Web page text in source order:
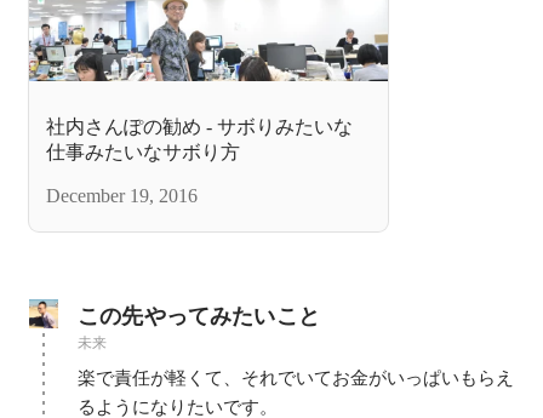
社内さんぽの勧め - サボりみたいな
仕事みたいなサボり方
December 19, 2016
この先やってみたいこと
未来
楽で責任が軽くて、それでいてお金がいっぱいもらえ
るようになりたいです。